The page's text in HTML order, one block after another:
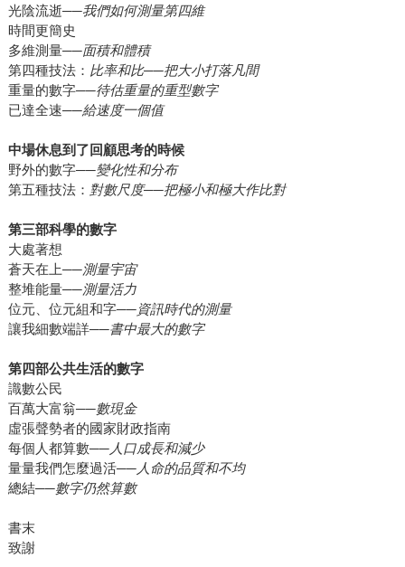
光陰流逝──我們如何測量第四維
時間更簡史
多維測量──面積和體積
第四種技法： 比率和比──把大小打落凡間
重量的數字──待估重量的重型數字
已達全速──給速度一個值
中場休息到了回顧思考的時候
野外的數字──變化性和分布
第五種技法： 對數尺度──把極小和極大作比對
第三部科學的數字
大處著想
蒼天在上──測量宇宙
整堆能量──測量活力
位元、位元組和字──資訊時代的測量
讓我細數端詳──書中最大的數字
第四部公共生活的數字
識數公民
百萬大富翁──數現金
虛張聲勢者的國家財政指南
每個人都算數──人口成長和減少
量量我們怎麼過活──人命的品質和不均
總結──數字仍然算數
書末
致謝